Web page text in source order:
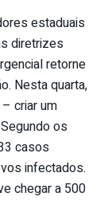
estaduais
diretrizes
retorne
Nesta quarta,
criar um
os
casos
infectados.
chegar a 500